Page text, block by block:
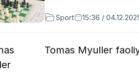
Sport 15:36 /
Tomas Myuller